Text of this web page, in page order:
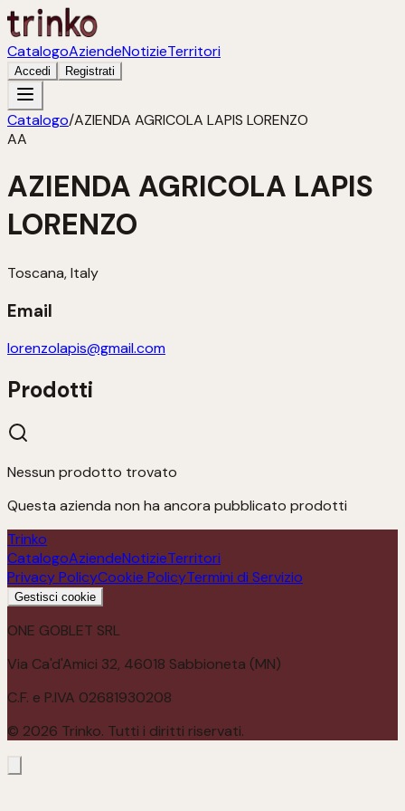
CatalogoAziendeNotizieTerritori
Accedi Registrati
Catalogo/AZIENDA AGRICOLA LAPIS LORENZO
AA
AZIENDA AGRICOLA LAPIS
LORENZO
Toscana, Italy
Email
lorenzolapis@gmail.com
Prodotti
Nessun prodotto trovato
Questa azienda non ha ancora pubblicato prodotti
Trinko
CatalogoAziendeNotizieTerritori
Privacy PolicyCookie PolicyTermini di Servizio
Gestisci cookie
ONE GOBLET SRL
Via Ca'd'Amici 32, 46018 Sabbioneta (MN)
C.F. e P.IVA 02681930208
© 2026 Trinko. Tutti i diritti riservati.